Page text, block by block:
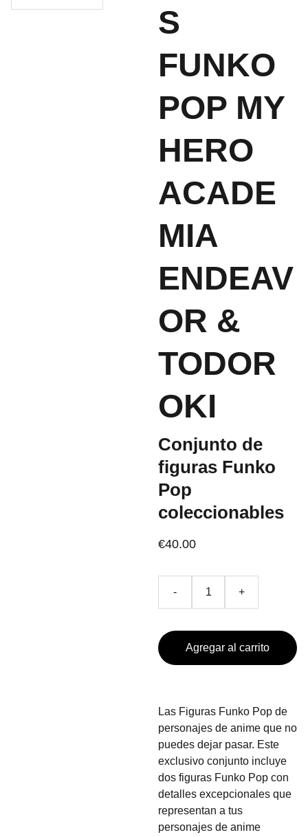
S
FUNKO
POP MY
HERO
ACADE
MIA
ENDEAV
OR &
TODOR
OKI
Conjunto de
figuras Funko
Pop
coleccionables
€40.00
- +
Agregar al carrito
Las Figuras Funko Pop de
personajes de anime que no
puedes dejar pasar. Este
exclusivo conjunto incluye
dos figuras Funko Pop con
detalles excepcionales que
representan a tus
personajes de anime